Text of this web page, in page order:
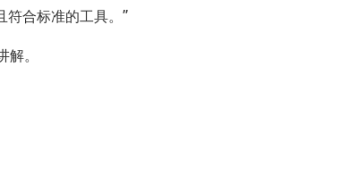
合标准的工具。 ”
。